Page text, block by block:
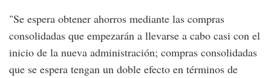
"Se espera obtener ahorros mediante las compras
consolidadas que empezarán a llevarse a cabo casi con el
inicio de la nueva administración; compras consolidadas
que se espera tengan un doble efecto en términos de